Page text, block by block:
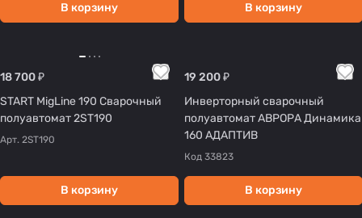
В корзину В корзину
18 700 ₽
START MigLine 190 Сварочный
полуавтомат 2ST190
Арт. 2ST190
В корзину
19 200 ₽
Инверторный сварочный
полуавтомат АВРОРА Динамика
160 АДАПТИВ
Код 33823
В корзину